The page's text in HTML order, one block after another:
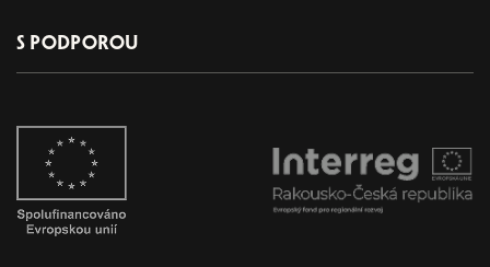
S PODPOROU